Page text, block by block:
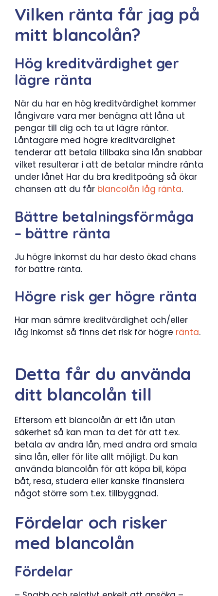
Vilken ränta får jag på
mitt blancolån?
Hög kreditvärdighet ger
lägre ränta
När du har en hög kreditvärdighet kommer
långivare vara mer benägna att låna ut
pengar till dig och ta ut lägre räntor.
Låntagare med högre kreditvärdighet
tenderar att betala tillbaka sina lån snabbar
vilket resulterar i att de betalar mindre ränta
under lånet Har du bra kreditpoäng så ökar
chansen att du får blancolån låg ränta.
Bättre betalningsförmåga
– bättre ränta
Ju högre inkomst du har desto ökad chans
för bättre ränta.
Högre risk ger högre ränta
Har man sämre kreditvärdighet och/eller
låg inkomst så finns det risk för högre ränta.
Detta får du använda
ditt blancolån till
Eftersom ett blancolån är ett lån utan
säkerhet så kan man ta det för att t.ex.
betala av andra lån, med andra ord smala
sina lån, eller för lite allt möjligt. Du kan
använda blancolån för att köpa bil, köpa
båt, resa, studera eller kanske finansiera
något större som t.ex. tillbyggnad.
Fördelar och risker
med blancolån
Fördelar